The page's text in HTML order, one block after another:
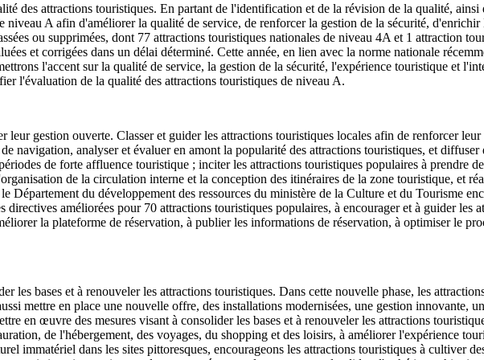
des attractions touristiques. En partant de l'identification et de la révision de la qualité, ainsi
A afin d'améliorer la qualité de service, de renforcer la gestion de la sécurité,
ou supprimées, dont 77 attractions touristiques nationales de niveau 4A et 1 attraction
et corrigées dans un délai déterminé. Cette année, en lien avec la norme nationale
l'accent sur la qualité de service, la gestion de la sécurité, l'expérience touristique et
l'évaluation de la qualité des attractions touristiques de niveau A.
leur gestion ouverte. Classer et guider les attractions touristiques locales afin de renforcer
navigation, analyser et évaluer en amont la popularité des attractions touristiques, et diffuser
de forte affluence touristique ; inciter les attractions touristiques populaires à prendre
de la circulation interne et la conception des itinéraires de la zone touristique, et
Département du développement des ressources du ministère de la Culture et du Tourisme
améliorées pour 70 attractions touristiques populaires, à encourager et à guider les
la plateforme de réservation, à publier les informations de réservation, à optimiser le
les bases et à renouveler les attractions touristiques. Dans cette nouvelle phase, les
mettre en place une nouvelle offre, des installations modernisées, une gestion innovante,
en œuvre des mesures visant à consolider les bases et à renouveler les attractions
de l'hébergement, des voyages, du shopping et des loisirs, à améliorer l'expérience
immatériel dans les sites pittoresques, encourageons les attractions touristiques à cultiver